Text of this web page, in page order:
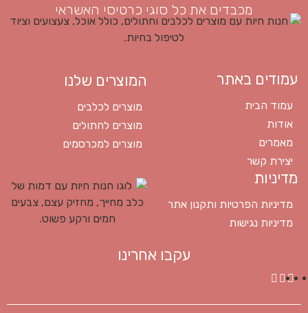
מכבדים את כל סוגי כרטיסי האשראי
עמודים באתר
עמוד הבית
אודות
מאמרים
יצירת קשר
המוצרים שלנו
מוצרים לכלבים
מוצרים לחתולים
מוצרים למכרסמים
מדיניות
מדיניות הפרטיות ותקנון אתר
מדיניות נגישות
עקבו אחרינו